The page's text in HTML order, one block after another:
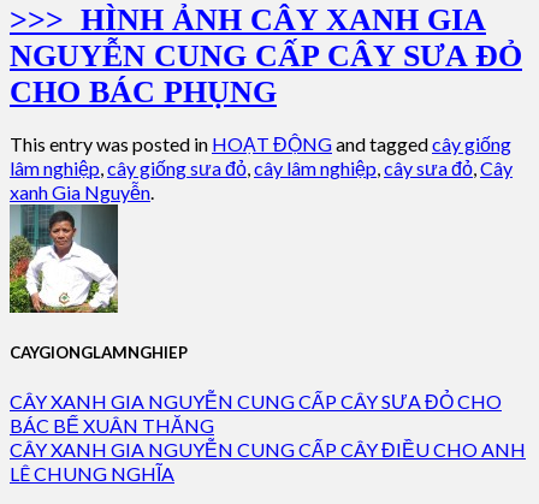
>>> HÌNH ẢNH CÂY XANH GIA
NGUYỄN CUNG CẤP CÂY SƯA ĐỎ
CHO BÁC PHỤNG
This entry was posted in HOẠT ĐỘNGand taggedcây giống
lâm nghiệp,cây giống sưa đỏ,cây lâm nghiệp,cây sưa đỏ,Cây
xanh Gia Nguyễn.
CAYGIONGLAMNGHIEP
CÂY XANH GIA NGUYỄN CUNG CẤP CÂY SƯA ĐỎ CHO
BÁC BẾ XUÂN THĂNG
CÂY XANH GIA NGUYỄN CUNG CẤP CÂY ĐIỀU CHO ANH
LÊ CHUNG NGHĨA